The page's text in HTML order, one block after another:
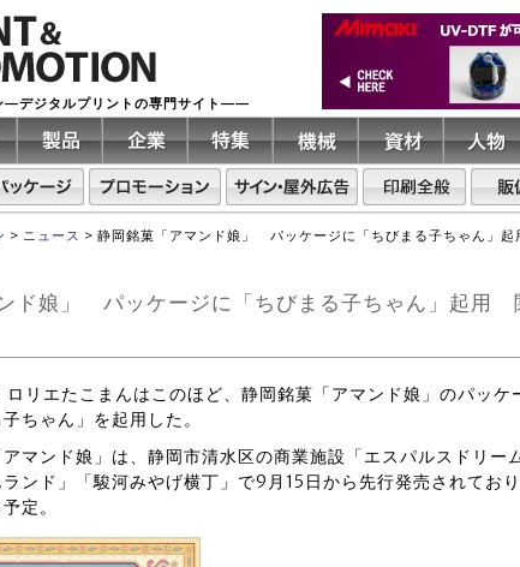
―デジタルプリントの専門サイト――
> ニュース > 静岡銘菓「アマンド娘」 パッケージに「ちびまる子ちゃん」
ド娘」 パッケージに「ちびまる子ちゃん」起用
ロリエたこまんはこのほど、静岡銘菓「アマンド娘」のパッケ
ちゃん」を起用した。
マンド娘」は、静岡市清水区の商業施設「エスパルスドリー
ランド」「駿河みやげ横丁」で9月15日から先行発売されてお
定。